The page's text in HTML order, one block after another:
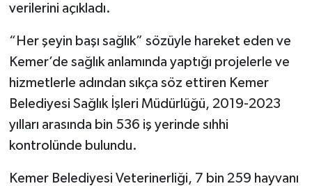
verilerini açıkladı.
“Her şeyin başı sağlık” sözüyle hareket eden ve
Kemer’de sağlık anlamında yaptığı projelerle ve
hizmetlerle adından sıkça söz ettiren Kemer
Belediyesi Sağlık İşleri Müdürlüğü, 2019-2023
yılları arasında bin 536 iş yerinde sıhhi
kontrolünde bulundu.
Kemer Belediyesi Veterinerliği, 7 bin 259 hayvanı